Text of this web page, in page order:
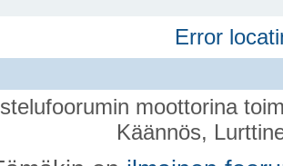
Error
moottorina
Käännös,